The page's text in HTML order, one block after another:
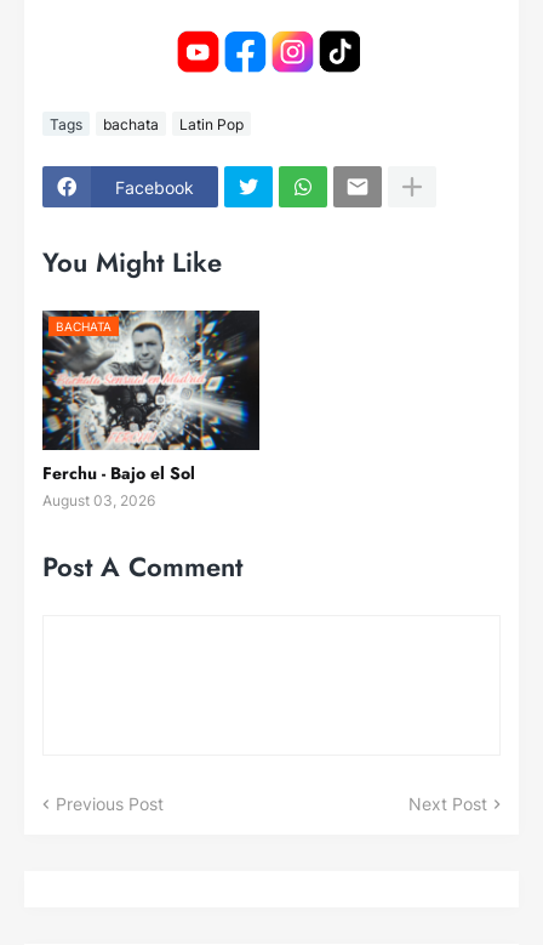
Tags bachata Latin Pop
Facebook
You Might Like
BACHATA
Ferchu - Bajo el Sol
August 03, 2026
Post A Comment
Previous Post Next Post